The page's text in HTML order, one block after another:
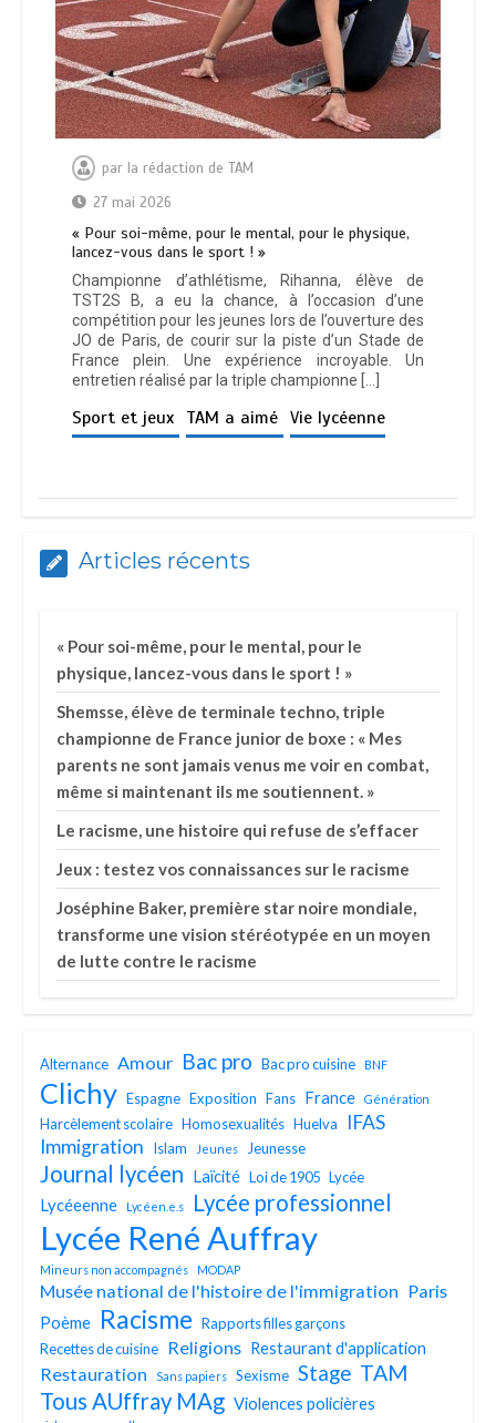
par la rédaction de TAM
27 mai 2026
« Pour soi-même, pour le mental, pour le physique,
lancez-vous dans le sport ! »
Championne d’athlétisme, Rihanna, élève de
TST2S B, a eu la chance, à l’occasion d’une
compétition pour les jeunes lors de l’ouverture des
JO de Paris, de courir sur la piste d’un Stade de
France plein. Une expérience incroyable. Un
entretien réalisé par la triple championne […]
Sport et jeux TAM a aimé Vie lycéenne
Articles récents
« Pour soi-même, pour le mental, pour le
physique, lancez-vous dans le sport ! »
Shemsse, élève de terminale techno, triple
championne de France junior de boxe : « Mes
parents ne sont jamais venus me voir en combat,
même si maintenant ils me soutiennent. »
Le racisme, une histoire qui refuse de s’effacer
Jeux : testez vos connaissances sur le racisme
Joséphine Baker, première star noire mondiale,
transforme une vision stéréotypée en un moyen
de lutte contre le racisme
Alternance Amour Bac pro Bac pro cuisine BNF
Clichy Espagne Exposition Fans France Génération
Harcèlement scolaire Homosexualités Huelva
IFAS
Immigration
Islam Jeunes Jeunesse
Journal lycéen Laïcité Loi de 1905 Lycée
Lycéeenne Lycéen.e.s Lycée professionnel
Lycée René Auffray
Mineurs non accompagnés MODAP
Musée national de l'histoire de l'immigration Paris
Poème Racisme Rapports filles garçons
Recettes de cuisine
Religions Restaurant d'application
Restauration Sans papiers Sexisme Stage TAM
Tous AUffray MAg Violences policières